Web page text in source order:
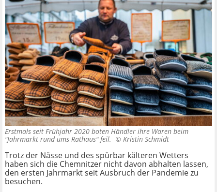
Erstmals seit Frühjahr 2020 boten Händler ihre Waren beim
"Jahrmarkt rund ums Rathaus" feil. © Kristin Schmidt
Trotz der Nässe und des spürbar kälteren Wetters
haben sich die Chemnitzer nicht davon abhalten lassen,
den ersten Jahrmarkt seit Ausbruch der Pandemie zu
besuchen.